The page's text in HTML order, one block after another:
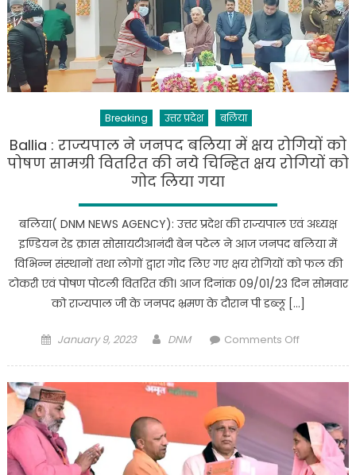
वाराणसी
ने
किया
जनसभा
का
Breaking उत्तर प्रदेश बलिया
Ballia : राज्यपाल ने जनपद बलिया में क्षय रोगियों को
पोषण सामग्री वितरित की नये चिन्हित क्षय रोगियों को
गोद लिया गया
बलिया( DNM NEWS AGENCY): उत्तर प्रदेश की राज्यपाल एवं अध्यक्ष
इण्डियन रेड क्रास सोसायटीआनंदी बेन पटेल ने आज जनपद बलिया में
विभिन्न संस्थानों तथा लोगों द्वारा गोद लिए गए क्षय रोगियों को फल की
टोकरी एवं पोषण पोटली वितरित की। आज दिनांक 09/01/23 दिन सोमवार
को राज्यपाल जी के जनपद भ्रमण के दौरान पी डब्लू […]
Posted
January 9, 2023 Author
DNM Comments Offon
ने
जनपद
बलिया
में